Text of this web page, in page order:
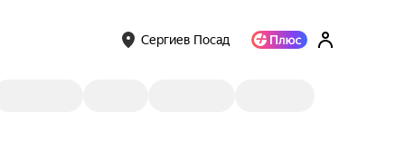
Сергиев Посад